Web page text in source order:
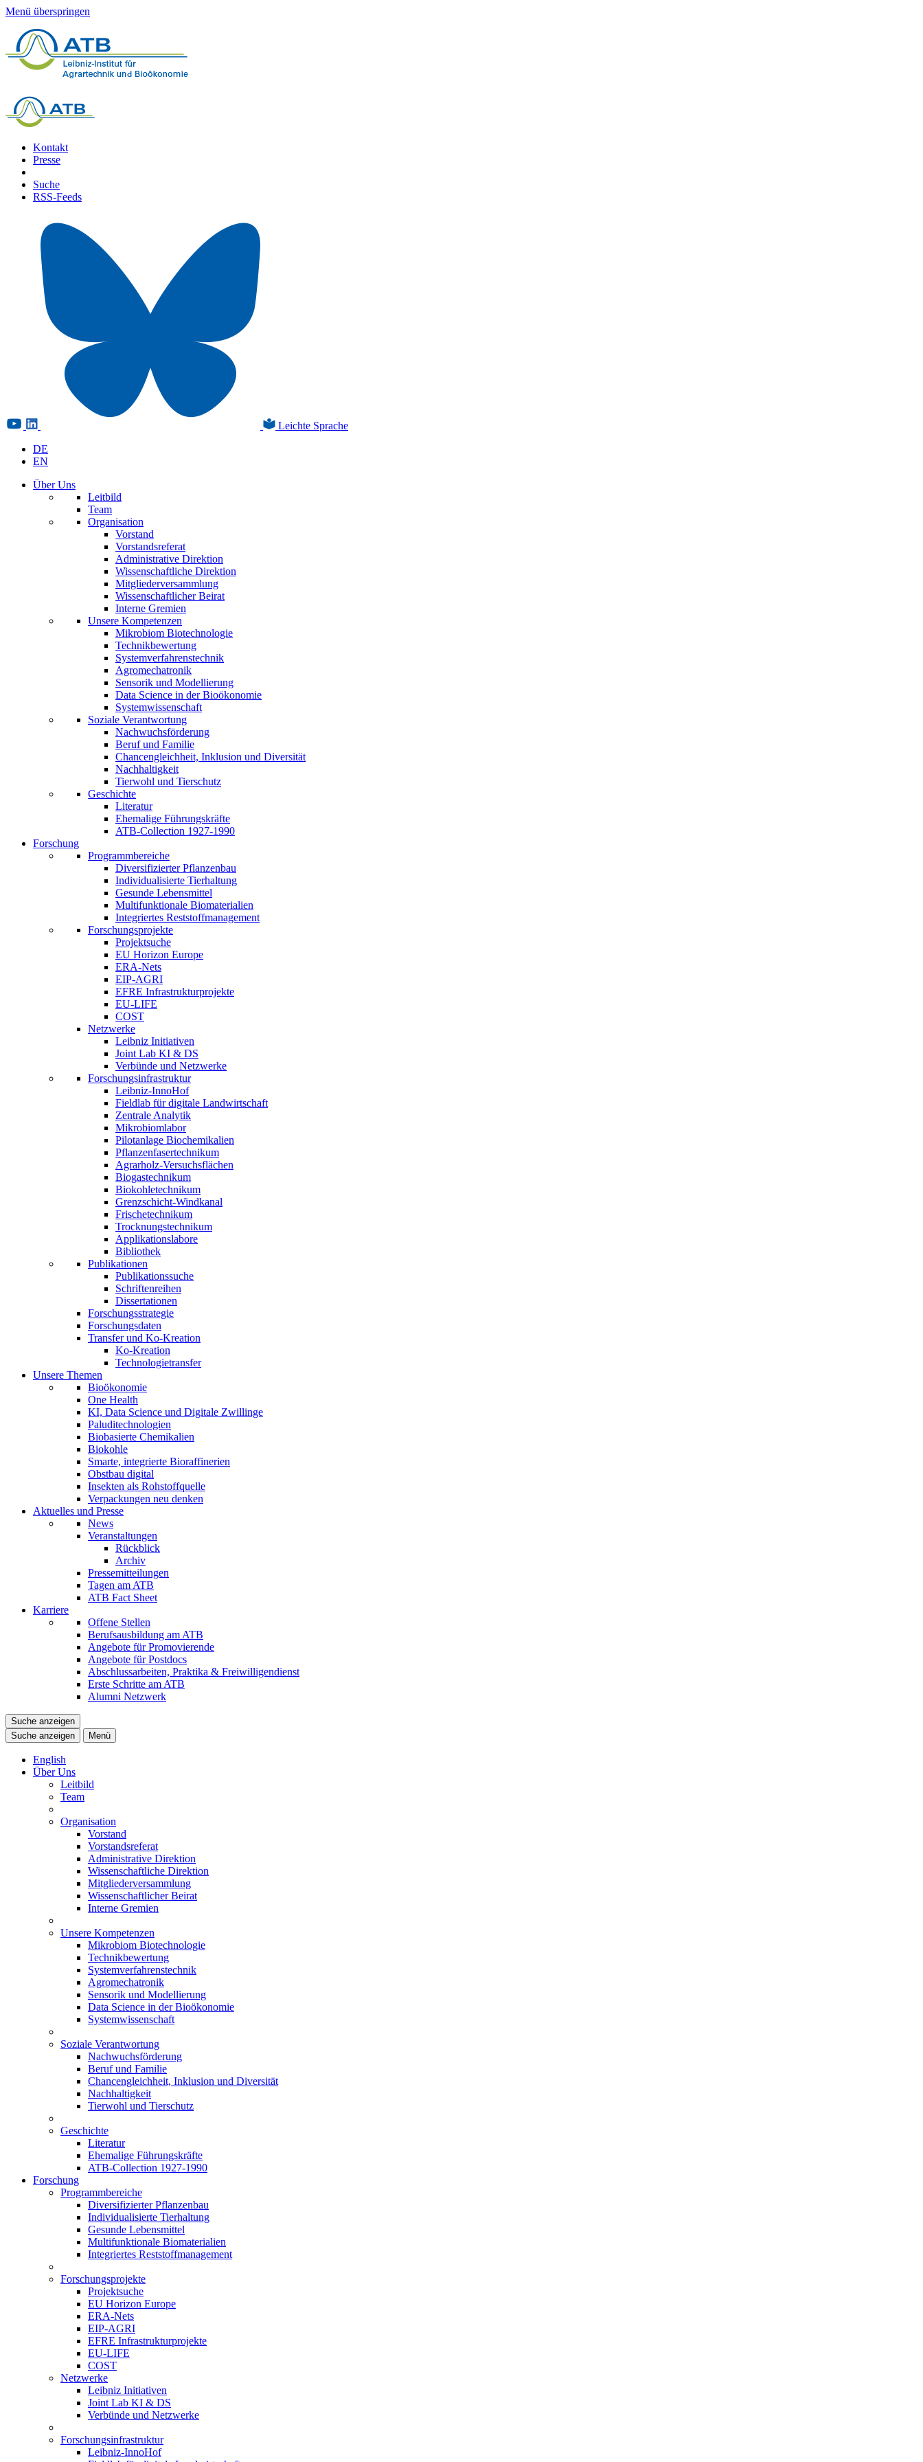
Menü überspringen
Kontakt
Presse
Suche
RSS-Feeds
Leichte Sprache
DE
EN
Über Uns
Leitbild
Team
Organisation
Vorstand
Vorstandsreferat
Administrative Direktion
Wissenschaftliche Direktion
Mitgliederversammlung
Wissenschaftlicher Beirat
Interne Gremien
Unsere Kompetenzen
Mikrobiom Biotechnologie
Technikbewertung
Systemverfahrenstechnik
Agromechatronik
Sensorik und Modellierung
Data Science in der Bioökonomie
Systemwissenschaft
Soziale Verantwortung
Nachwuchsförderung
Beruf und Familie
Chancengleichheit, Inklusion und Diversität
Nachhaltigkeit
Tierwohl und Tierschutz
Geschichte
Literatur
Ehemalige Führungskräfte
ATB-Collection 1927-1990
Forschung
Programmbereiche
Diversifizierter Pflanzenbau
Individualisierte Tierhaltung
Gesunde Lebensmittel
Multifunktionale Biomaterialien
Integriertes Reststoffmanagement
Forschungsprojekte
Projektsuche
EU Horizon Europe
ERA-Nets
EIP-AGRI
EFRE Infrastrukturprojekte
EU-LIFE
COST
Netzwerke
Leibniz Initiativen
Joint Lab KI & DS
Verbünde und Netzwerke
Forschungsinfrastruktur
Leibniz-InnoHof
Fieldlab für digitale Landwirtschaft
Zentrale Analytik
Mikrobiomlabor
Pilotanlage Biochemikalien
Pflanzenfasertechnikum
Agrarholz-Versuchsflächen
Biogastechnikum
Biokohletechnikum
Grenzschicht-Windkanal
Frischetechnikum
Trocknungstechnikum
Applikationslabore
Bibliothek
Publikationen
Publikationssuche
Schriftenreihen
Dissertationen
Forschungsstrategie
Forschungsdaten
Transfer und Ko-Kreation
Ko-Kreation
Technologietransfer
Unsere Themen
Bioökonomie
One Health
KI, Data Science und Digitale Zwillinge
Paluditechnologien
Biobasierte Chemikalien
Biokohle
Smarte, integrierte Bioraffinerien
Obstbau digital
Insekten als Rohstoffquelle
Verpackungen neu denken
Aktuelles und Presse
News
Veranstaltungen
Rückblick
Archiv
Pressemitteilungen
Tagen am ATB
ATB Fact Sheet
Karriere
Offene Stellen
Berufsausbildung am ATB
Angebote für Promovierende
Angebote für Postdocs
Abschlussarbeiten, Praktika & Freiwilligendienst
Erste Schritte am ATB
Alumni Netzwerk
Suche anzeigen
Suche anzeigen
Menü
English
Über Uns
Leitbild
Team
Organisation
Vorstand
Vorstandsreferat
Administrative Direktion
Wissenschaftliche Direktion
Mitgliederversammlung
Wissenschaftlicher Beirat
Interne Gremien
Unsere Kompetenzen
Mikrobiom Biotechnologie
Technikbewertung
Systemverfahrenstechnik
Agromechatronik
Sensorik und Modellierung
Data Science in der Bioökonomie
Systemwissenschaft
Soziale Verantwortung
Nachwuchsförderung
Beruf und Familie
Chancengleichheit, Inklusion und Diversität
Nachhaltigkeit
Tierwohl und Tierschutz
Geschichte
Literatur
Ehemalige Führungskräfte
ATB-Collection 1927-1990
Forschung
Programmbereiche
Diversifizierter Pflanzenbau
Individualisierte Tierhaltung
Gesunde Lebensmittel
Multifunktionale Biomaterialien
Integriertes Reststoffmanagement
Forschungsprojekte
Projektsuche
EU Horizon Europe
ERA-Nets
EIP-AGRI
EFRE Infrastrukturprojekte
EU-LIFE
COST
Netzwerke
Leibniz Initiativen
Joint Lab KI & DS
Verbünde und Netzwerke
Forschungsinfrastruktur
Leibniz-InnoHof